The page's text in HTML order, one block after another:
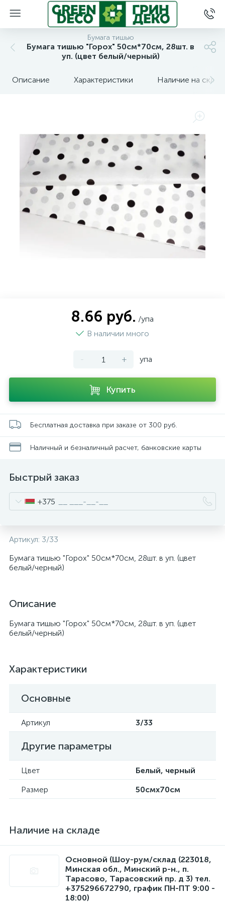
Бумага тишью
Бумага тишью "Горох" 50см*70см, 28шт. в
уп. (цвет белый/черный)
Описание Характеристики Наличие на
8.66 руб. /упа
В наличии много
- + упа
Купить
Бесплатная доставка при заказе от 300 руб.
Наличный и безналичный расчет, банковские карты
Быстрый заказ
+375
Артикул: 3/33
Бумага тишью "Горох" 50см*70см, 28шт. в уп. (цвет
белый/черный)
Описание
Бумага тишью "Горох" 50см*70см, 28шт. в уп. (цвет
белый/черный)
Характеристики
Основные
Артикул 3/33
Другие параметры
Цвет
Белый, черный
Размер
50смx70см
Наличие на складе
Основной (Шоу-рум/склад (223018,
Минская обл., Минский р-н., п.
Тарасово, Тарасовский пр. д 3) тел.
+375296672790, график ПН-ПТ 9:00 -
18:00)